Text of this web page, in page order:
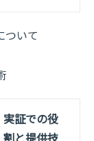
ついて
実証での役